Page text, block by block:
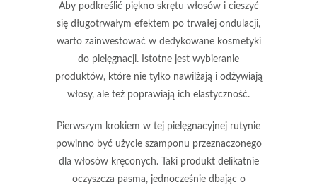
Aby podkreślić piękno skrętu włosów i cieszyć
się długotrwałym efektem po trwałej ondulacji,
warto zainwestować w dedykowane kosmetyki
do pielęgnacji. Istotne jest wybieranie
produktów, które nie tylko nawilżają i odżywiają
włosy, ale też poprawiają ich elastyczność.
Pierwszym krokiem w tej pielęgnacyjnej rutynie
powinno być użycie szamponu przeznaczonego
dla włosów kręconych. Taki produkt delikatnie
oczyszcza pasma, jednocześnie dbając o